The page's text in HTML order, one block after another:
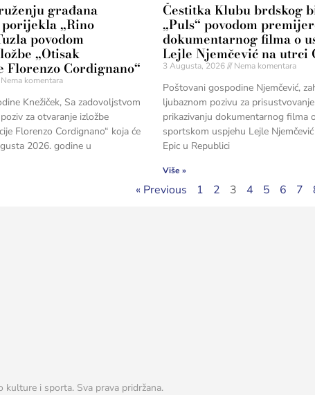
građana
„Rino
povodom
„Otisak
Florenzo Cordignano“
komentara
Knežiček, Sa zadovoljstvom
za otvaranje izložbe
Florenzo Cordignano“ koja će
2026. godine u
Čestitka Klubu brdskog
„Puls“ povodom
dokumentarnog filma o
Lejle Njemčević na utrci
3 Augusta, 2026 Nema komentara
Poštovani gospodine Njemčević,
ljubaznom pozivu za
prikazivanju dokumentarnog filma
sportskom uspjehu Lejle
Epic u Republici
Više »
« Previous 1 2 3 4 5 6 7
i sporta. Sva prava pridržana.